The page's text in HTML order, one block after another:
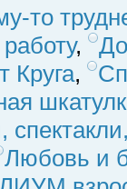
то
,
Круга,
Любовь и